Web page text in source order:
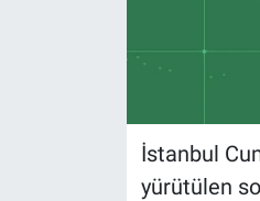
İstanbul
yürütülen